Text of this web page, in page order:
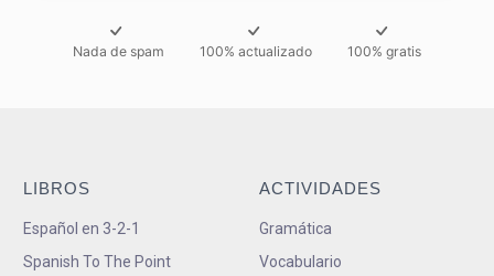
Nada de spam 100% actualizado 100% gratis
LIBROS
Español en 3-2-1
Spanish To The Point
ACTIVIDADES
Gramática
Vocabulario